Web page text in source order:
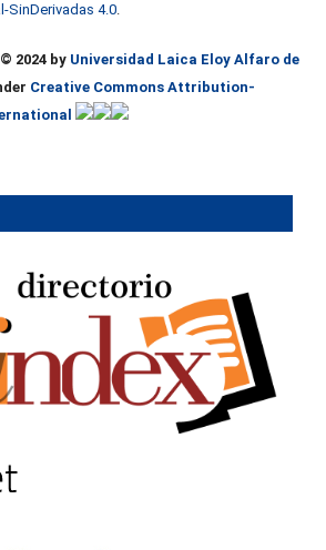
SinDerivadas 4.0.
© 2024 by Universidad Laica Eloy Alfaro de
Creative Commons Attribution-